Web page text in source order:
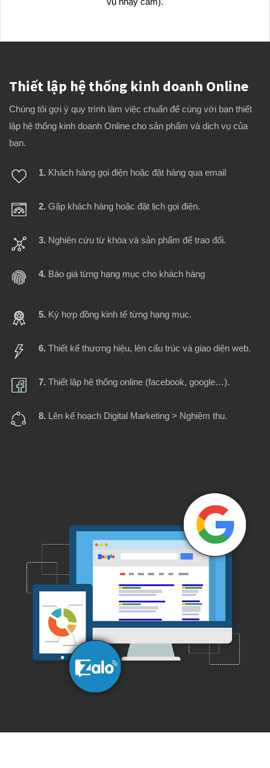
vụ nhạy cảm).
Thiết lập hệ thống kinh doanh Online
Chúng tôi gợi ý quy trình làm việc chuẩn để cùng với bạn thiết
lập hệ thống kinh doanh Online cho sản phẩm và dịch vụ của
bạn.
1. Khách hàng gọi điện hoặc đặt hàng qua email
2. Gặp khách hàng hoặc đặt lịch gọi điện.
3. Nghiên cứu từ khóa và sản phẩm để trao đổi.
4. Báo giá từng hạng mục cho khách hàng
5. Ký hợp đồng kinh tế từng hạng mục.
6. Thiết kế thương hiệu, lên cấu trúc và giao diện web.
7. Thiết lập hệ thống online (facebook, google…).
8. Lên kế hoạch Digital Marketing > Nghiệm thu.